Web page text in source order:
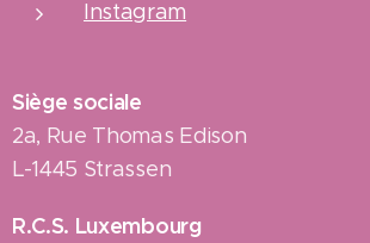
Instagram
Siège sociale
2a, Rue Thomas Edison
L-1445 Strassen
R.C.S. Luxembourg